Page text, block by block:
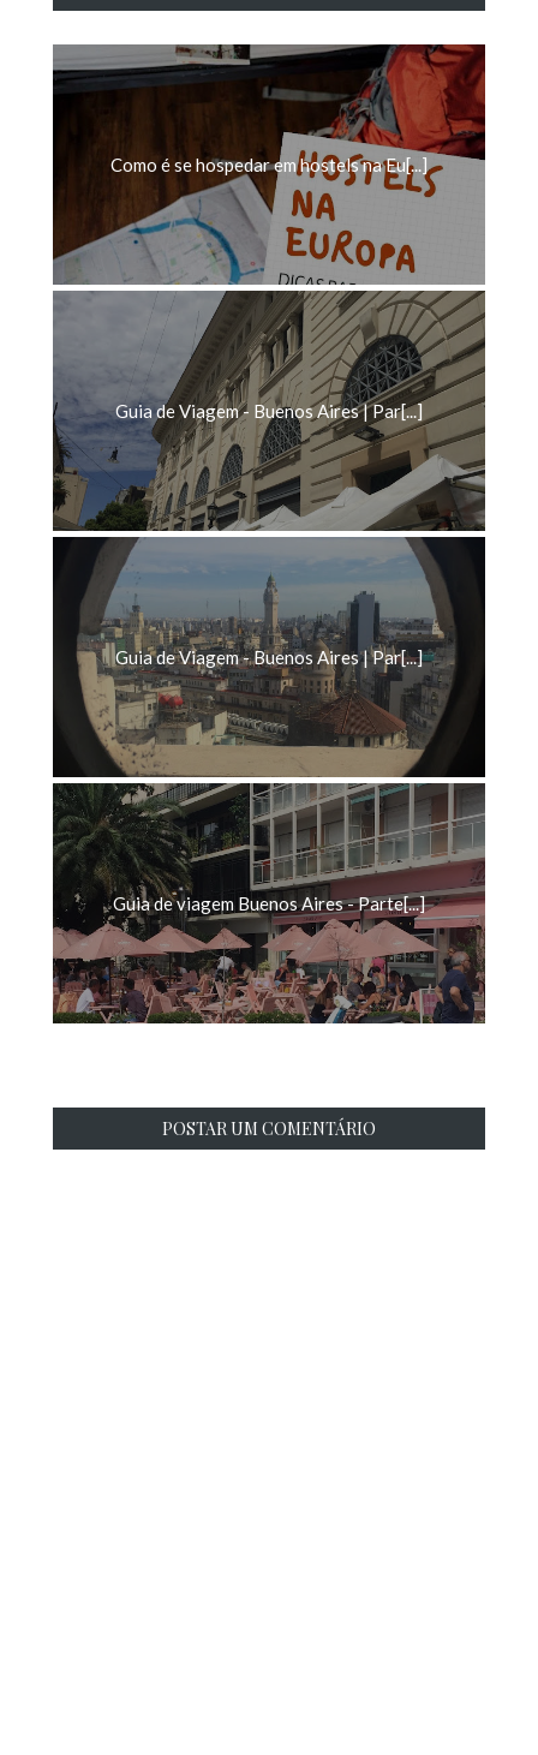
Como é se hospedar em hostels na Eu[...]
Guia de Viagem - Buenos Aires | Par[...]
Guia de Viagem - Buenos Aires | Par[...]
Guia de viagem Buenos Aires - Parte[...]
POSTAR UM COMENTÁRIO